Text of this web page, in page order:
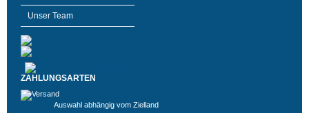
Unser Team
ZAHLUNGSARTEN
Auswahl abhängig vom Zielland